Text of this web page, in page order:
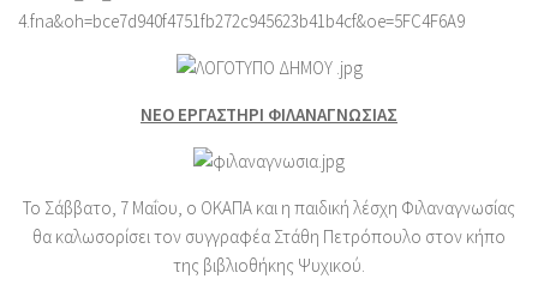
ΝΕΟ ΕΡΓΑΣΤΗΡΙ ΦΙΛΑΝΑΓΝΩΣΙΑΣ
Το Σάββατο, 7 Μαΐου, ο ΟΚΑΠΑ και η παιδική λέσχη Φιλαναγνωσίας
θα καλωσορίσει τον συγγραφέα Στάθη Πετρόπουλο στον κήπο
της βιβλιοθήκης Ψυχικού.